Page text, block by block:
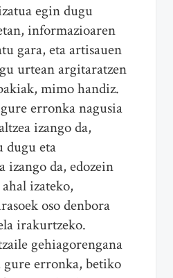
egin dugu
informazioaren
gara, eta artisauen
urtean argitaratzen
mimo handiz.
erronka nagusia
izango da,
dugu eta
izango da, edozein
izateko,
oso denbora
irakurtzeko.
gehiagorengana
gure erronka, betiko